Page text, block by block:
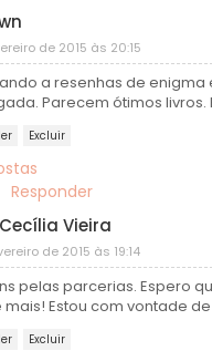
de 2015 às 20:15
a resenhas de enigma
Parecem ótimos livros.
Excluir
Responder
Vieira
de 2015 às 19:14
pelas parcerias. Espero
Estou com vontade
Excluir